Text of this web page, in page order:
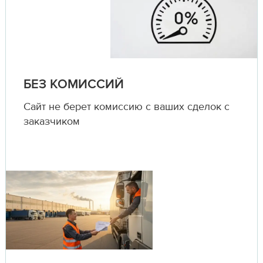
БЕЗ КОМИССИЙ
Сайт не берет комиссию с ваших сделок с
заказчиком